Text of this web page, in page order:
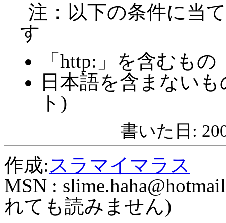
注：以下の条件に当
す
「http:」を含むもの
日本語を含まない
ト)
書いた日:
作成:スラマイマラス
MSN :
れても読みません)